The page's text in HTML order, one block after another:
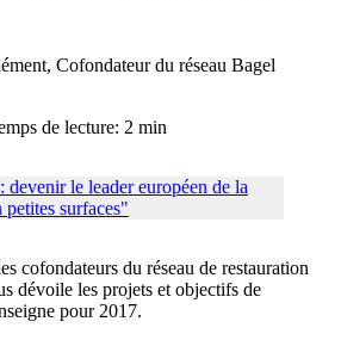
Cofondateur du réseau Bagel
de lecture: 2 min
cofondateurs du réseau de restauration
dévoile les projets et objectifs de
pour 2017.